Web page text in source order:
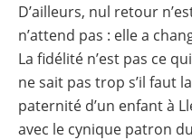
D’ailleurs, nul retour
n’attend pas : elle a
La fidélité n’est pas ce
ne sait pas trop s’il faut
paternité d’un enfant à
avec le cynique patron